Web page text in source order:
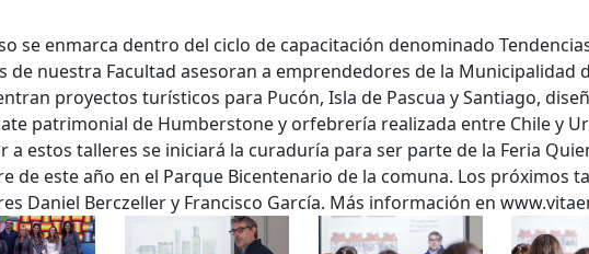
se enmarca dentro del ciclo de capacitación denominado
de nuestra Facultad asesoran a emprendedores de la Municipalidad
proyectos turísticos para Pucón, Isla de Pascua y Santiago,
patrimonial de Humberstone y orfebrería realizada entre Chile y
a estos talleres se iniciará la curaduría para ser parte de la Feria
de este año en el Parque Bicentenario de la comuna. Los próximos
Daniel Berczeller y Francisco García. Más información en
Palabra clave
Desde...